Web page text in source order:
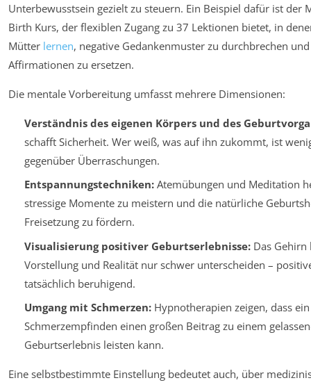
Unterbewusstsein gezielt zu steuern. Ein Beispiel dafür ist der
Birth Kurs, der flexiblen Zugang zu 37 Lektionen bietet, in
Mütter lernen, negative Gedankenmuster zu durchbrechen
Affirmationen zu ersetzen.
Die mentale Vorbereitung umfasst mehrere Dimensionen:
Verständnis des eigenen Körpers und des
schafft Sicherheit. Wer weiß, was auf ihn zukommt, ist
gegenüber Überraschungen.
Entspannungstechniken:Atemübungen und Meditation
stressige Momente zu meistern und die natürliche
Freisetzung zu fördern.
Visualisierung positiver Geburtserlebnisse:Das Gehirn
Vorstellung und Realität nur schwer unterscheiden –
tatsächlich beruhigend.
Umgang mit Schmerzen:Hypnotherapien zeigen, dass
Schmerzempfinden einen großen Beitrag zu einem
Geburtserlebnis leisten kann.
Eine selbstbestimmte Einstellung bedeutet auch, über